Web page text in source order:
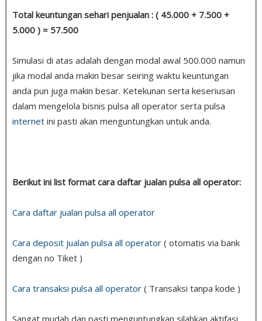
Total keuntungan sehari penjualan : ( 45.000 + 7.500 +
5.000 ) = 57.500
Simulasi di atas adalah dengan modal awal 500.000 namun
jika modal anda makin besar seiring waktu keuntungan
anda pun juga makin besar. Ketekunan serta keseriusan
dalam mengelola bisnis pulsa all operator serta pulsa
internet ini pasti akan menguntungkan untuk anda.
Berikut ini list format cara daftar jualan pulsa all operator:
Cara daftar jualan pulsa all operator
Cara deposit jualan pulsa all operator ( otomatis via bank
dengan no Tiket )
Cara transaksi pulsa all operator ( Transaksi tanpa kode )
Sangat mudah dan pasti menguntungkan silahkan aktifasi,